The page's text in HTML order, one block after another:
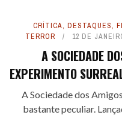
CRÍTICA, DESTAQUES,
TERROR
12 DE
A SOCIEDADE
EXPERIMENTO
A Sociedade dos
bastante peculiar.